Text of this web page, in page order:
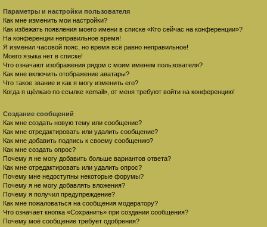
Параметры и настройки пользователя
Как мне изменить мои настройки?
Как избежать появления моего имени в списке «Кто сейчас на конференции»?
На конференции неправильное время!
Я изменил часовой пояс, но время всё равно неправильное!
Моего языка нет в списке!
Что означают изображения рядом с моим именем пользователя?
Как мне включить отображение аватары?
Что такое звание и как я могу изменить его?
Когда я щёлкаю по ссылке «email», от меня требуют войти на конференцию!
Создание сообщений
Как мне создать новую тему или сообщение?
Как мне отредактировать или удалить сообщение?
Как мне добавить подпись к своему сообщению?
Как мне создать опрос?
Почему я не могу добавить больше вариантов ответа?
Как мне отредактировать или удалить опрос?
Почему мне недоступны некоторые форумы?
Почему я не могу добавлять вложения?
Почему я получил предупреждение?
Как мне пожаловаться на сообщения модератору?
Что означает кнопка «Сохранить» при создании сообщения?
Почему моё сообщение требует одобрения?